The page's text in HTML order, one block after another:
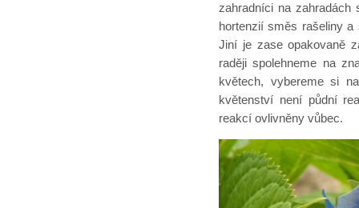
zahradníci na zahradách
hortenzií směs rašeliny
Jiní je zase opakovaně
raději spolehneme na
květech, vybereme si
květenství není půdní
reakcí ovlivněny vůbec.